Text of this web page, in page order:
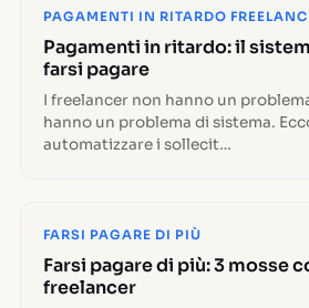
PAGAMENTI IN RITARDO
Pagamenti in ritardo: il
farsi pagare
I freelancer non hanno un
hanno un problema di sistema.
automatizzare i sollecit…
FARSI PAGARE DI PIÙ
Farsi pagare di più: 3 mosse
freelancer